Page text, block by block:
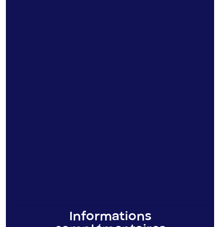
Informations